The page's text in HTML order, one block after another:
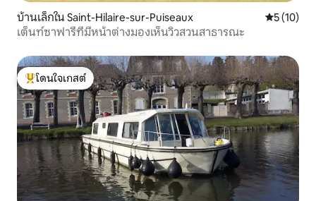
บ้านเล็กใน Saint-Hilaire-sur-Puiseaux คะแนนเฉลี่
5 (10)
เต็นท์ซาฟารีที่มีหน้าต่างมองเห็นวิวสวนสาธารณะ
โดนใจเกสต์ที่สุด
โดนใจเกสต์